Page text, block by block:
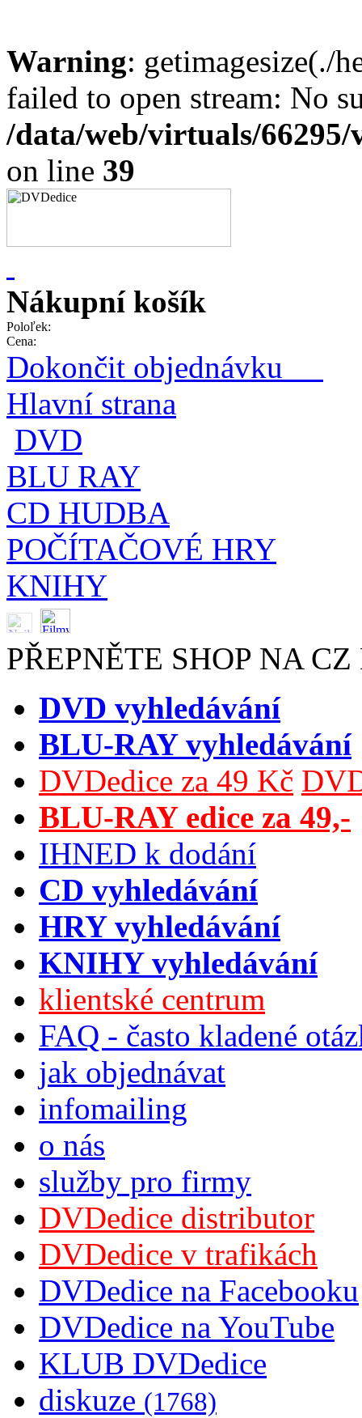
Warning: getimagesize(./
failed to open stream: No
/data/web/virtuals/
on line 39
Nákupní košík
Poloľek:
Cena:
Dokončit objednávku
Hlavní strana
DVD
BLU RAY
CD HUDBA
POČÍTAČOVÉ HRY
KNIHY
PŘEPNĚTE SHOP NA
DVD vyhledávání
BLU-RAY vyhledávání
DVDedice za 49 Kč
BLU-RAY edice za 49,-
IHNED k dodání
CD vyhledávání
HRY vyhledávání
KNIHY vyhledávání
klientské centrum
FAQ - často kladené
jak objednávat
infomailing
o nás
služby pro firmy
DVDedice distributor
DVDedice v trafikách
DVDedice na Facebooku
DVDedice na YouTube
KLUB DVDedice
diskuze (1768)